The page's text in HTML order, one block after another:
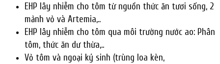
EHP lây nhiễm cho tôm từ nguồn thức ăn tươi sống, 2
mảnh vỏ và Artemia,..
EHP lây nhiễm cho tôm qua môi trường nước ao: Phân
tôm, thức ăn dư thừa,..
Vỏ tôm và ngoại ký sinh (trùng loa kèn,